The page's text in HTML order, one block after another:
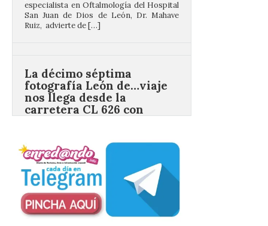
nos llega desde la
carretera CL 626 con
motivo de la marcha en
defensa de FEVE
Nueva edición de León
de…viaje. Una iniciativa
organizado por la sección
juvenil de la Asociación
Enróllate, la Asociación
Conceyu País Llionés y el Diario de
Turismo, Ocio e Información para